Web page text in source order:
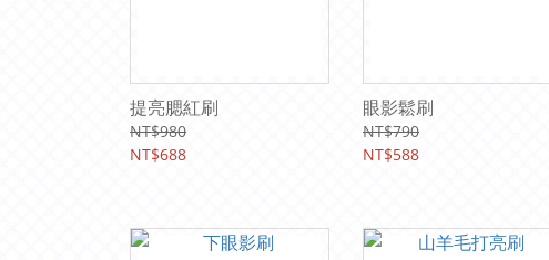
提亮腮紅刷
NT$980
NT$688
眼影鬆刷
NT$790
NT$588